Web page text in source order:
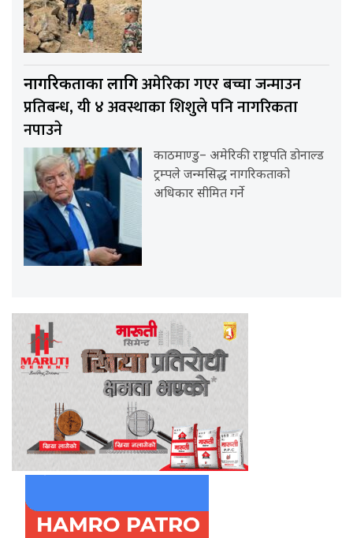
नागरिकताका लागिअमेरिका गएर बच्चा जन्माउन
प्रतिबन्ध, यी ४ अवस्थाका शिशुले पनि नागरिकता
नपाउने
काठमाण्डु– अमेरिकी राष्ट्रपति डोनाल्ड
ट्रम्पले जन्मसिद्ध नागरिकताको
अधिकार सीमित गर्ने